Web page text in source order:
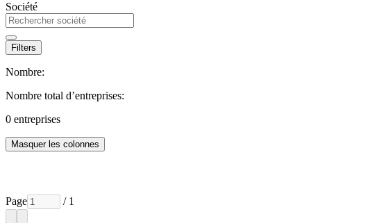
Société
Filters
Nombre:
Nombre total d’entreprises:
0 entreprises
Masquer les colonnes
Page / 1